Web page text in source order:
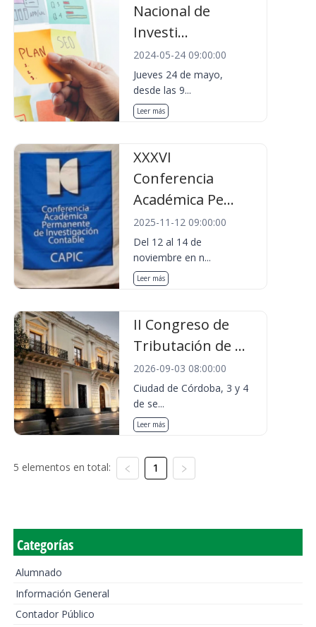
Nacional de
Investi...
2024-05-24 09:00:00
Jueves 24 de mayo,
desde las 9...
Leer más
XXXVI
Conferencia
Académica Pe...
2025-11-12 09:00:00
Del 12 al 14 de
noviembre en n...
Leer más
II Congreso de
Tributación de ...
2026-09-03 08:00:00
Ciudad de Córdoba, 3 y 4
de se...
Leer más
5 elementos en total: 1
Categorías
Alumnado
Información General
Contador Público